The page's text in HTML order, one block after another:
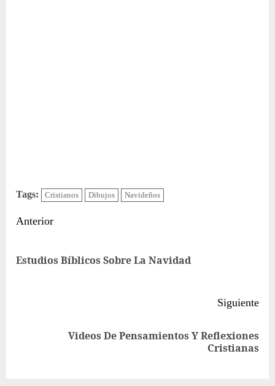
Tags: Cristianos Dibujos Navideños
Sigue
Anterior
Estudios Bíblicos Sobre La Navidad
Siguiente
Videos De Pensamientos Y Reflexiones
Cristianas